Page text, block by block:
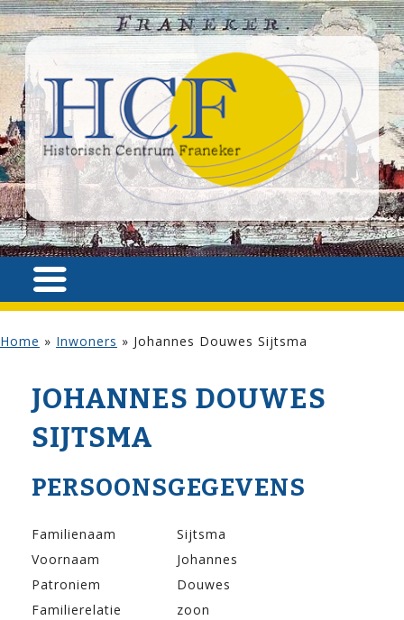
Home » Inwoners » Johannes Douwes Sijtsma
JOHANNES DOUWES
SIJTSMA
PERSOONSGEGEVENS
Familienaam
Sijtsma
Voornaam
Johannes
Patroniem
Douwes
Familierelatie
zoon